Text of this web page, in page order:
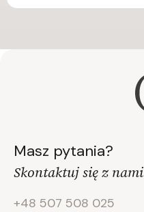
Masz pytania?
Skontaktuj się z nami
+48 507 508 025